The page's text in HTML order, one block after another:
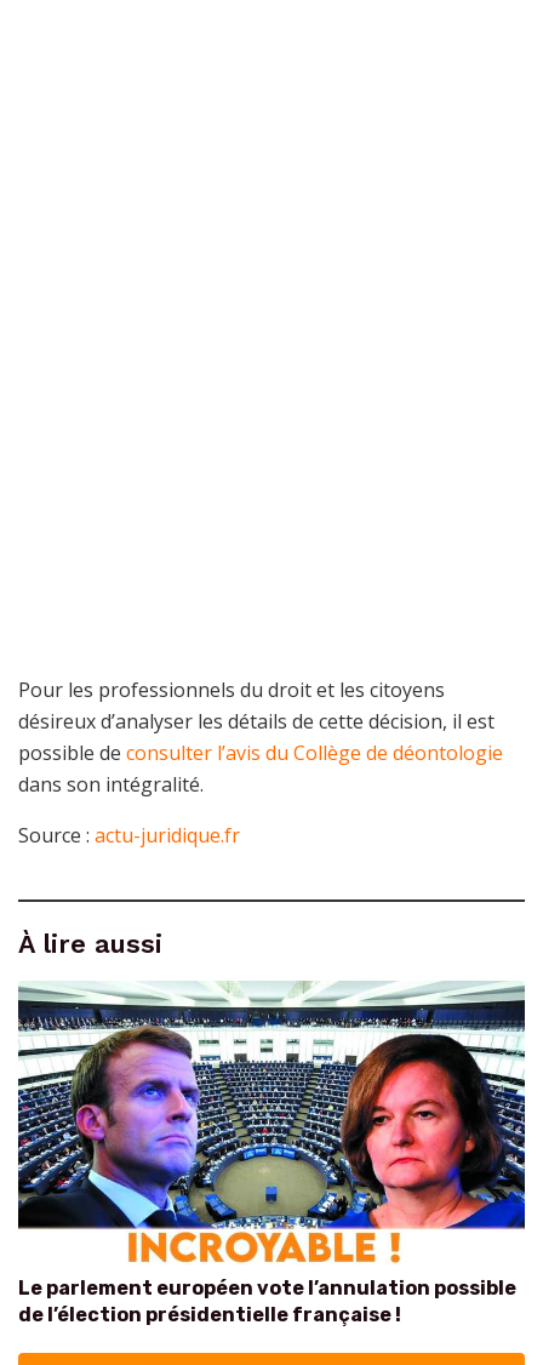
Pour les professionnels du droit et les citoyens
désireux d’analyser les détails de cette décision, il est
possible de consulter l’avis du Collège de déontologie
dans son intégralité.
Source : actu-juridique.fr
À lire aussi
Le parlement européen vote l’annulation possible
de l’élection présidentielle française !